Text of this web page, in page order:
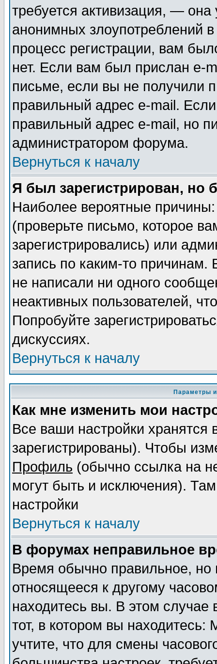
требуется активизация, —
анонимных злоупотреблений
процесс регистрации, вам
нет. Если вам был прислан e-
письме, если вы не получили
правильный адрес e-mail.
правильный адрес e-mail, но
администратором форума.
Вернуться к началу
Я был зарегистрирован, но
Наиболее вероятные
(проверьте письмо, которое
зарегистрировались) или
запись по каким-то
не написали ни одного
неактивных пользователей,
Попробуйте
дискуссиях.
Вернуться к началу
Параметры
Как мне изменить мои
Все ваши настройки
зарегистрированы). Чтобы
Профиль (обычно ссылка на
могут быть и исключения).
настройки
Вернуться к началу
В форумах неправильное
Время обычно правильное,
относящееся к другому
находитесь вы. В этом
тот, в котором вы
учтите, что для смены